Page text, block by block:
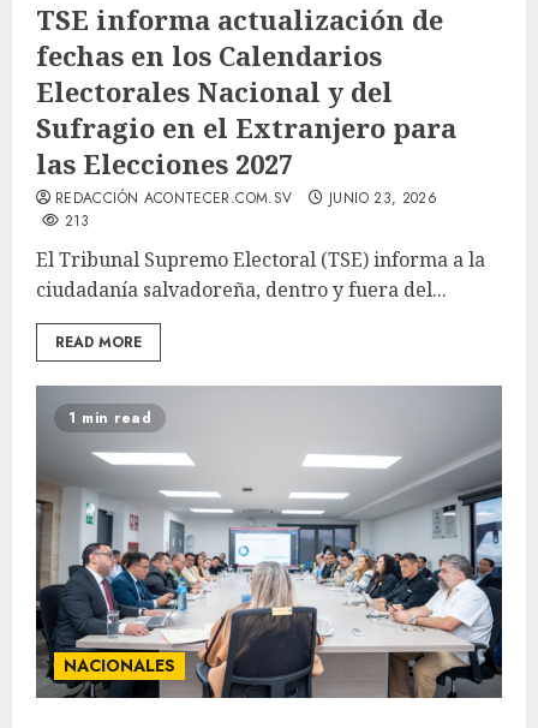
TSE informa actualización de
fechas en los Calendarios
Electorales Nacional y del
Sufragio en el Extranjero para
las Elecciones 2027
REDACCIÓN ACONTECER.COM.SV
JUNIO 23, 2026
213
El Tribunal Supremo Electoral (TSE) informa a la
ciudadanía salvadoreña, dentro y fuera del...
READ MORE
1 min read
NACIONALES